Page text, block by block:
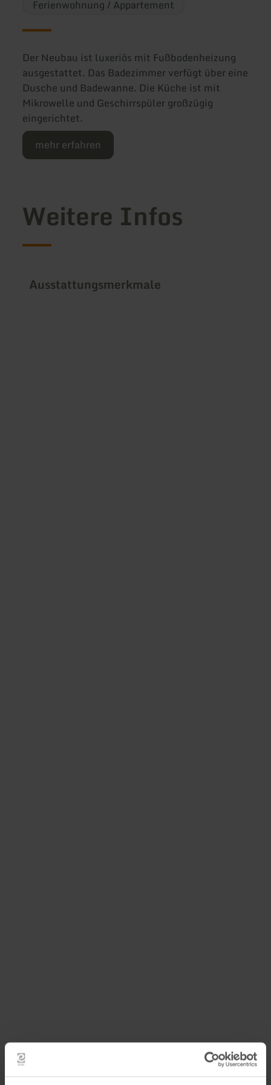
Ferienwohnung / Appartement
Der Neubau ist luxeriös mit Fußbodenheizung
ausgestattet. Das Badezimmer verfügt über eine
Dusche und Badewanne. Die Küche ist mit
Mikrowelle und Geschirrspüler großzügig
eingerichtet.
mehr erfahren
Weitere Infos
Ausstattungsmerkmale